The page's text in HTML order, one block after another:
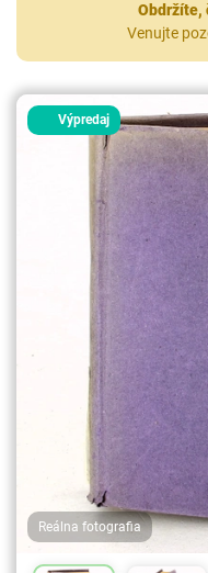
Obdržíte,
Venujte
Výpredaj
Reálna fotografia